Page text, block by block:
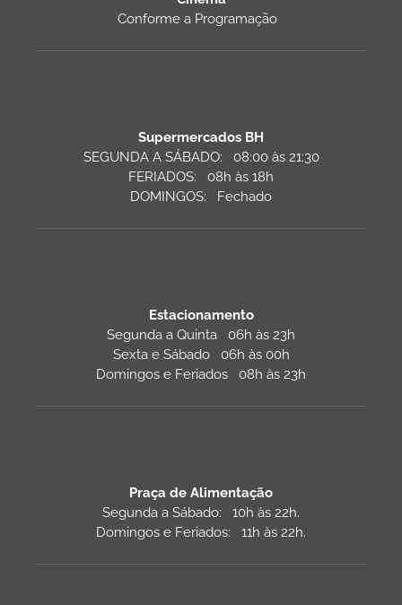
Conforme a Programação
Supermercados BH
SEGUNDA A SÁBADO: 08:00 às 21:30
FERIADOS: 08h às 18h
DOMINGOS: Fechado
Estacionamento
Segunda a Quinta 06h às 23h
Sexta e Sábado 06h às 00h
Domingos e Feriados 08h às 23h
Praça de Alimentação
Segunda a Sábado: 10h às 22h.
Domingos e Feriados: 11h às 22h.